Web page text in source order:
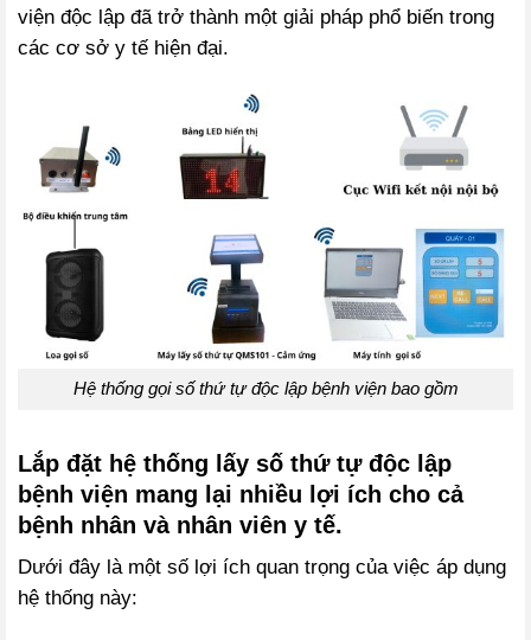
viện độc lập đã trở thành một giải pháp phổ biến trong
các cơ sở y tế hiện đại.
Hệ thống gọi số thứ tự độc lập bệnh viện bao gồm
Lắp đặt hệ thống lấy số thứ tự độc lập
bệnh viện mang lại nhiều lợi ích cho cả
bệnh nhân và nhân viên y tế.
Dưới đây là một số lợi ích quan trọng của việc áp dụng
hệ thống này: